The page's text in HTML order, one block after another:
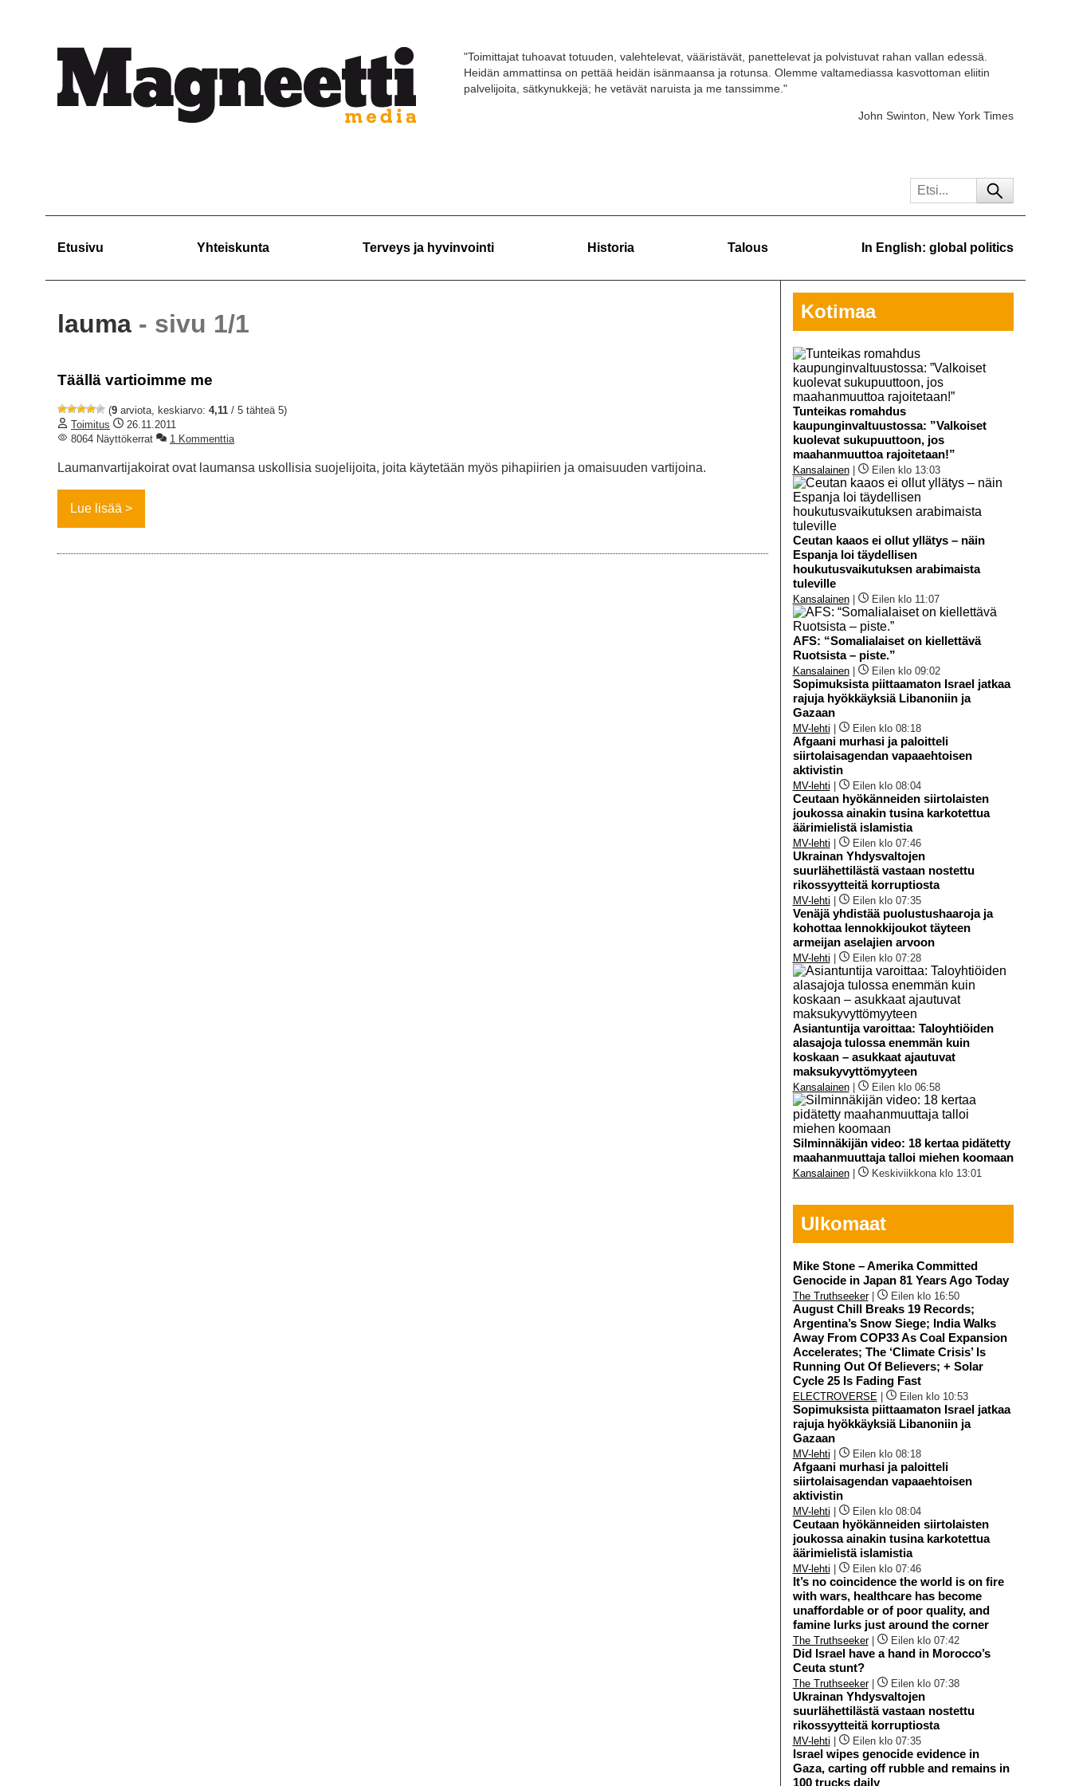
"Toimittajat tuhoavat totuuden, valehtelevat, vääristävät, panettelevat ja polvistuvat rahan vallan edessä.
Heidän ammattinsa on pettää heidän isänmaansa ja rotunsa. Olemme valtamediassa kasvottoman eliitin
palvelijoita, sätkynukkejä; he vetävät naruista ja me tanssimme."
John Swinton, New York Times
Etusivu Yhteiskunta Terveys ja hyvinvointi Historia Talous In English: global politics
lauma - sivu 1/1
Täällä vartioimme me
(9 arviota, keskiarvo: 4,11 / 5 tähteä 5)
Toimitus
26.11.2011
8064 Näyttökerrat
1 Kommenttia
Laumanvartijakoirat ovat laumansa uskollisia suojelijoita, joita käytetään myös pihapiirien ja omaisuuden vartijoina.
Lue lisää
Kotimaa
Tunteikas romahdus
kaupunginvaltuustossa: ”Valkoiset
kuolevat sukupuuttoon, jos
maahanmuuttoa rajoitetaan!”
Kansalainen| Eilen klo 13:03
Ceutan kaaos ei ollut yllätys – näin
Espanja loi täydellisen
houkutusvaikutuksen arabimaista
tuleville
Kansalainen| Eilen klo 11:07
AFS: “Somalialaiset on kiellettävä
Ruotsista – piste.”
Kansalainen| Eilen klo 09:02
Sopimuksista piittaamaton Israel jatkaa
rajuja hyökkäyksiä Libanoniin ja
Gazaan
MV-lehti Eilen klo 08:18
Afgaani murhasi ja paloitteli
siirtolaisagendan vapaaehtoisen
aktivistin
MV-lehti Eilen klo 08:04
Ceutaan hyökänneiden siirtolaisten
joukossa ainakin tusina karkotettua
äärimielistä islamistia
MV-lehti Eilen klo 07:46
Ukrainan Yhdysvaltojen
suurlähettilästä vastaan nostettu
rikossyytteitä korruptiosta
MV-lehti Eilen klo 07:35
Venäjä yhdistää puolustushaaroja ja
kohottaa lennokkijoukot täyteen
armeijan aselajien arvoon
MV-lehti Eilen klo 07:28
Asiantuntija varoittaa: Taloyhtiöiden
alasajoja tulossa enemmän kuin
koskaan – asukkaat ajautuvat
maksukyvyttömyyteen
Kansalainen| Eilen klo 06:58
Silminnäkijän video: 18 kertaa pidätetty
maahanmuuttaja talloi miehen koomaan
Kansalainen| Keskiviikkona klo 13:01
Ulkomaat
Mike Stone – Amerika Committed
Genocide in Japan 81 Years Ago Today
The Truthseeker| Eilen klo 16:50
August Chill Breaks 19 Records;
Argentina’s Snow Siege; India Walks
Away From COP33 As Coal Expansion
Accelerates; The ‘Climate Crisis’ Is
Running Out Of Believers; + Solar
Cycle 25 Is Fading Fast
ELECTROVERSE Eilen klo 10:53
Sopimuksista piittaamaton Israel jatkaa
rajuja hyökkäyksiä Libanoniin ja
Gazaan
MV-lehti Eilen klo 08:18
Afgaani murhasi ja paloitteli
siirtolaisagendan vapaaehtoisen
aktivistin
MV-lehti Eilen klo 08:04
Ceutaan hyökänneiden siirtolaisten
joukossa ainakin tusina karkotettua
äärimielistä islamistia
MV-lehti Eilen klo 07:46
It’s no coincidence the world is on fire
with wars, healthcare has become
unaffordable or of poor quality, and
famine lurks just around the corner
The Truthseeker| Eilen klo 07:42
Did Israel have a hand in Morocco’s
Ceuta stunt?
The Truthseeker| Eilen klo 07:38
Ukrainan Yhdysvaltojen
suurlähettilästä vastaan nostettu
rikossyytteitä korruptiosta
MV-lehti Eilen klo 07:35
Israel wipes genocide evidence in
Gaza, carting off rubble and remains in
100 trucks daily